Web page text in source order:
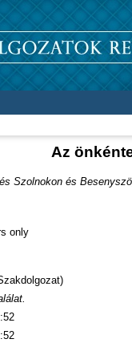
Az
Szolnokon és
only